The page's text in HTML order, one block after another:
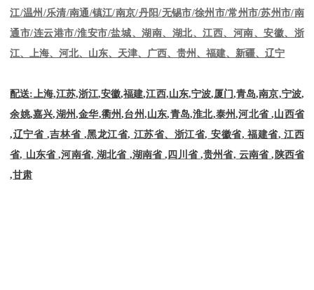
江/温州/乐清/南通/镇江/南京/丹阳/无锡市/徐州市/常州市/苏州市/南
通市/连云港市/淮安市/盐城、湖南、湖北、江西、河南、安徽、浙
江、上海、河北、山东、天津、广西、贵州、福建、新疆、辽宁
配送: 上海,江苏,浙江,安徽,福建,江西,山东,宁波,厦门,青岛,南京,宁波,
余姚,嘉兴,湖州,金华,衢州,台州,山东,青岛,淮北,泰州,河北省 ,山西省
,辽宁省 ,吉林省 ,黑龙江省, 江苏省、浙江省, 安徽省, 福建省, 江西
省, 山东省 ,河南省, 湖北省 ,湖南省 , 四川省 ,贵州省, 云南省 , 陕西省
,甘肃